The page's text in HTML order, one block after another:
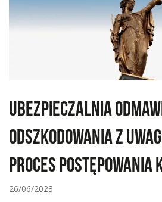
Ubezpieczalnia
odszkodowania z
proces postępowania
26/06/2023